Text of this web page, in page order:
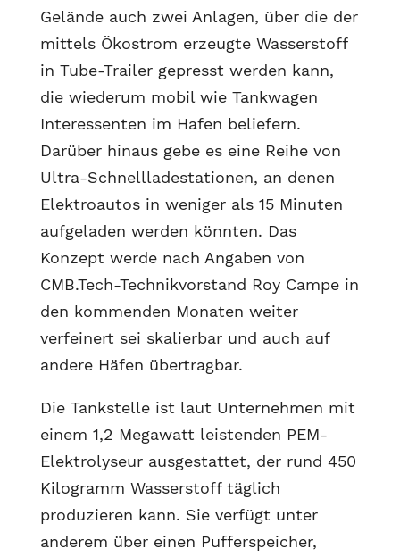
Gelände auch zwei Anlagen, über die der
mittels Ökostrom erzeugte Wasserstoff
in Tube-Trailer gepresst werden kann,
die wiederum mobil wie Tankwagen
Interessenten im Hafen beliefern.
Darüber hinaus gebe es eine Reihe von
Ultra-Schnellladestationen, an denen
Elektroautos in weniger als 15 Minuten
aufgeladen werden könnten. Das
Konzept werde nach Angaben von
CMB.Tech-Technikvorstand Roy Campe in
den kommenden Monaten weiter
verfeinert sei skalierbar und auch auf
andere Häfen übertragbar.
Die Tankstelle ist laut Unternehmen mit
einem 1,2 Megawatt leistenden PEM-
Elektrolyseur ausgestattet, der rund 450
Kilogramm Wasserstoff täglich
produzieren kann. Sie verfügt unter
anderem über einen Pufferspeicher,